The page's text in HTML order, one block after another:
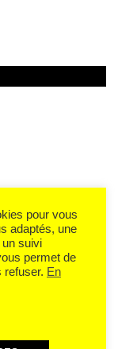
pour vous
adaptés, une
un suivi
permet de
refuser. En